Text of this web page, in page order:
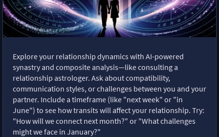
Explore your relationship dynamics with AI-powered
synastry and composite analysis—like consulting a
relationship astrologer. Ask about compatibility,
communication styles, or challenges between you and your
partner. Include a timeframe (like "next week" or "in
June") to see how transits will affect your relationship. Try:
"How will we connect next month?" or "What challenges
might we face in January?"